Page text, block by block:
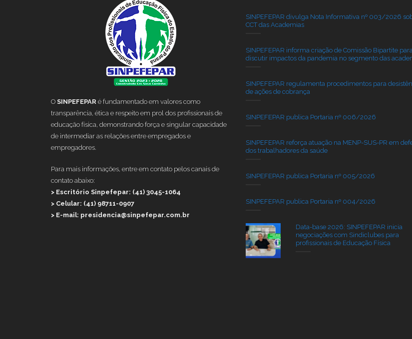
O SINPEFEPAR é fundamentado em valores como
transparência, ética e respeito em prol dos profissionais de
educação física, demonstrando força e singular capacidade
de intermediar as relações entre empregados e
empregadores.
Para mais informações, entre em contato pelos canais de
contato abaixo:
> Escritório Sinpefepar: (41) 3045-1064
> Celular: (41) 98711-0907
> E-mail: presidencia@sinpefepar.com.br
SINPEFEPAR divulga Nota Informativa nº 003/2026
CCT das Academias
SINPEFEPAR informa criação de Comissão Bipartite para
discutir impactos da pandemia no segmento das
SINPEFEPAR regulamenta procedimentos para
de ações de cobrança
SINPEFEPAR publica Portaria nº 006/2026
SINPEFEPAR reforça atuação na MENP-SUS-PR em
dos trabalhadores da saúde
SINPEFEPAR publica Portaria nº 005/2026
SINPEFEPAR publica Portaria nº 004/2026
Data-base 2026: SINPEFEPAR inicia
negociações com Sindiclubes para
profissionais de Educação Física